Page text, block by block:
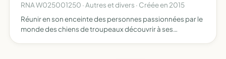
RNA W025001250 · Autres et divers · Créée en 2015
Réunir en son enceinte des personnes passionnées par le
monde des chiens de troupeaux découvrir à ses